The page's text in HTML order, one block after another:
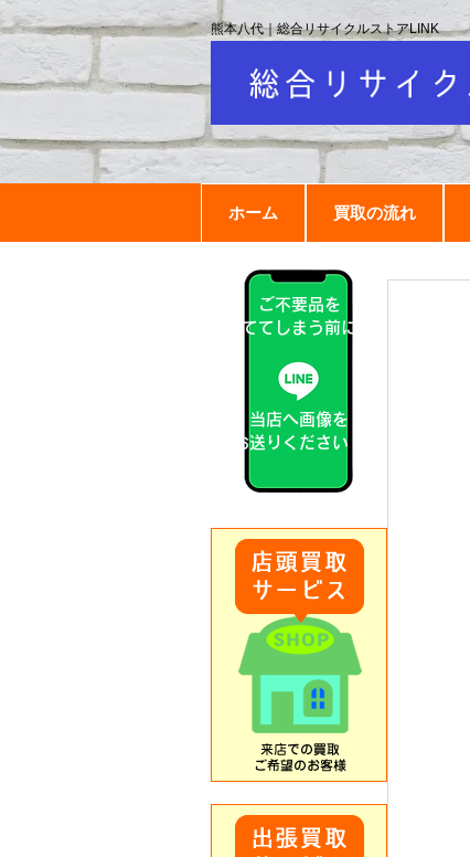
ホーム 買取の流れ
熊本八代｜総合リサイクルストアLINK
ご不要品を
捨ててしまう前に！
当店へ画像を
お送りください！